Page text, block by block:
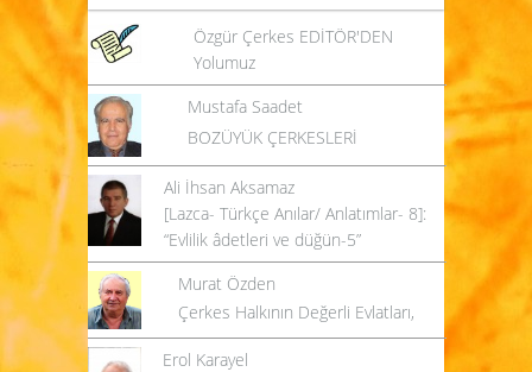
Özgür Çerkes EDİTÖR'DEN
Yolumuz
Mustafa Saadet
BOZÜYÜK ÇERKESLERİ
Ali İhsan Aksamaz
[Lazca- Türkçe Anılar/ Anlatımlar- 8]:
“Evlilik âdetleri ve düğün-5”
Murat Özden
Çerkes Halkının Değerli Evlatları,
Erol Karayel